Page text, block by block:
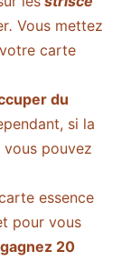
. Vous mettez
carte
du
si la
vous pouvez
essence
pour vous
gagnez 20